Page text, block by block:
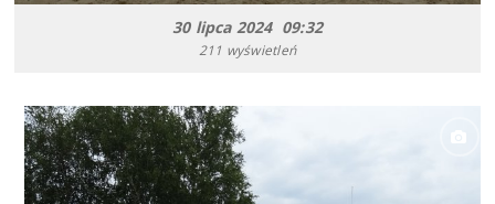
30 lipca 2024 09:32
211 wyświetleń